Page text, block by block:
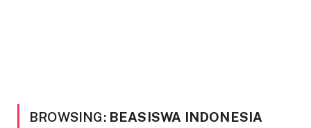
BROWSING: BEASISWA INDONESIA